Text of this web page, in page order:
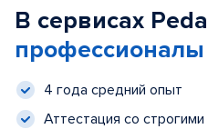
В сервисах
профессионалы
4 года средний опыт
Аттестация со